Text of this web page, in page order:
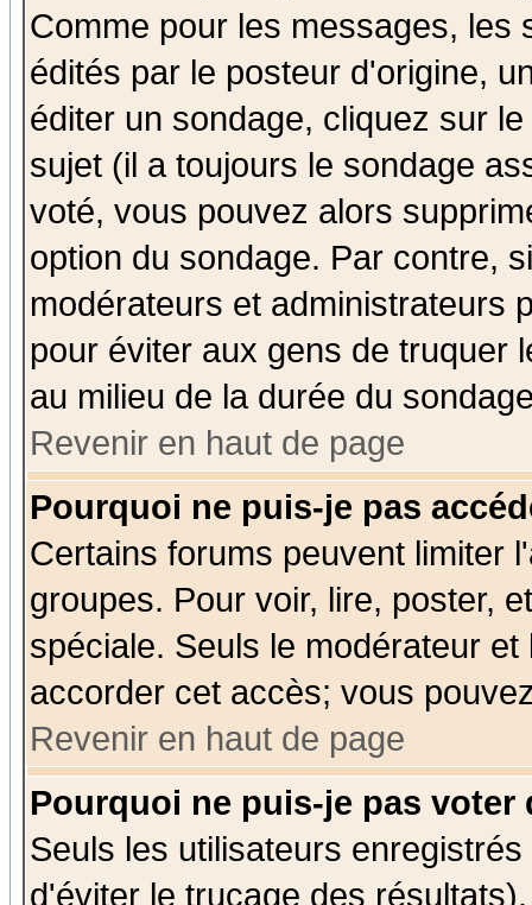
Comme pour les messages, les
édités par le posteur d'origine,
éditer un sondage, cliquez sur
sujet (il a toujours le sondage
voté, vous pouvez alors
option du sondage. Par contre,
modérateurs et administrateurs
pour éviter aux gens de truquer
au milieu de la durée du
Revenir en haut de page
Pourquoi ne puis-je pas
Certains forums peuvent limiter
groupes. Pour voir, lire, poster,
spéciale. Seuls le modérateur
accorder cet accès; vous
Revenir en haut de page
Pourquoi ne puis-je pas voter
Seuls les utilisateurs
d'éviter le trucage des